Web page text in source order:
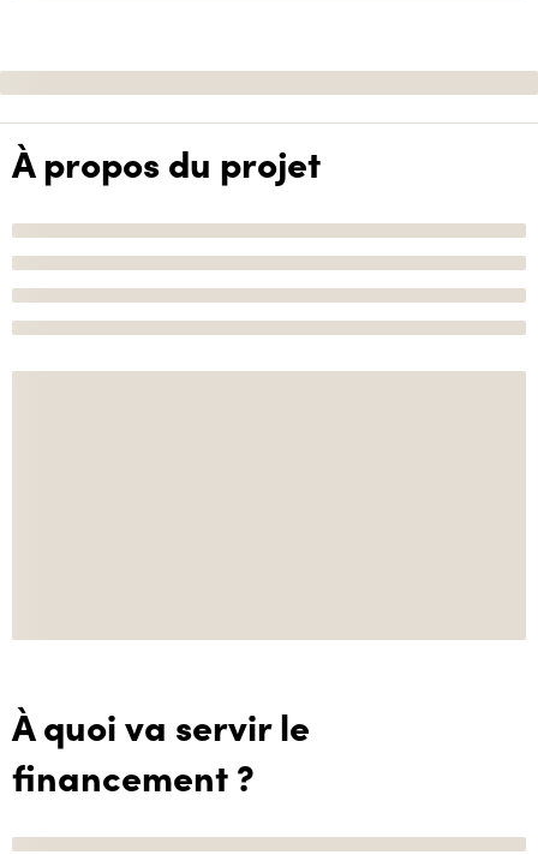
À propos du projet
À quoi va servir le
financement ?